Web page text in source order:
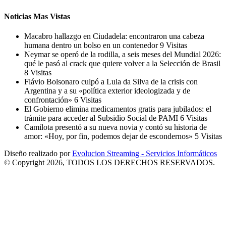
Noticias Mas Vistas
Macabro hallazgo en Ciudadela: encontraron una cabeza
humana dentro un bolso en un contenedor9 Visitas
Neymar se operó de la rodilla, a seis meses del Mundial 2026:
qué le pasó al crack que quiere volver a la Selección de Brasil
8 Visitas
Flávio Bolsonaro culpó a Lula da Silva de la crisis con
Argentina y a su «política exterior ideologizada y de
confrontación» 6 Visitas
El Gobierno elimina medicamentos gratis para jubilados: el
trámite para acceder al Subsidio Social de PAMI 6 Visitas
Camilota presentó a su nueva novia y contó su historia de
amor: «Hoy, por fin, podemos dejar de escondernos» 5 Visitas
Diseño realizado porEvolucion Streaming - Servicios Informáticos
© Copyright 2026, TODOS LOS DERECHOS RESERVADOS.